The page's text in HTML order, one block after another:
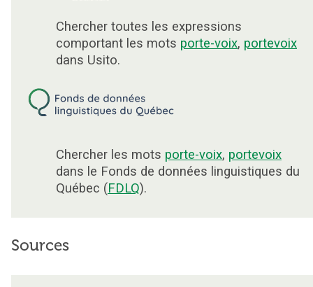
Chercher toutes les expressions
comportant les mots porte-voix, portevoix
dans Usito.
Chercher les mots porte-voix, portevoix
dans le Fonds de données linguistiques du
Québec (FDLQ).
Sources